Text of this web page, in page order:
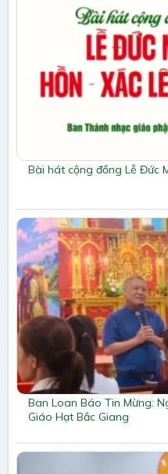
Bài hát cộng đồng Lễ Đức
Ban Loan Báo Tin Mừng:
Giáo Hạt Bắc Giang